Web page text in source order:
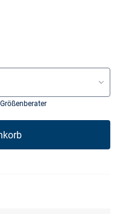
Größenberater